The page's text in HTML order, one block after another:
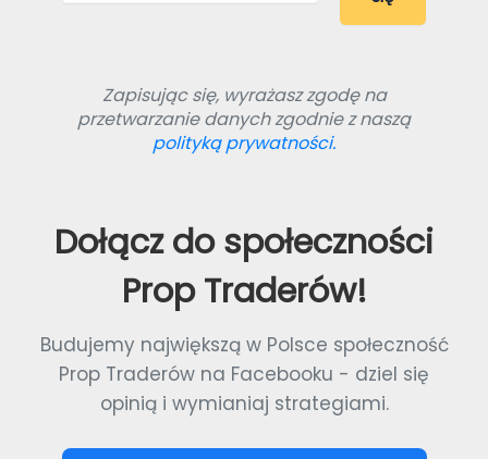
Zapisując się, wyrażasz zgodę na
przetwarzanie danych zgodnie z naszą
polityką prywatności.
Dołącz do społeczności
Prop Traderów!
Budujemy największą w Polsce społeczność
Prop Traderów na Facebooku - dziel się
opinią i wymianiaj strategiami.